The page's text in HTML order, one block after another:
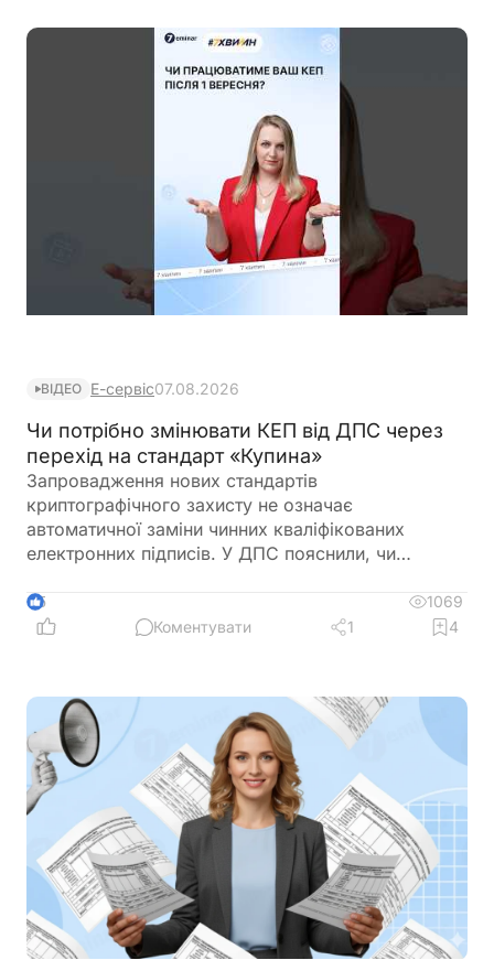
ВІДЕО Е-сервіс07.08.2026
Чи потрібно змінювати КЕП від ДПС через
перехід на стандарт «Купина»
Запровадження нових стандартів
криптографічного захисту не означає
автоматичної заміни чинних кваліфікованих
електронних підписів. У ДПС пояснили, чи
ДПС, після переходу на новий стандарт «Купина»
та чи потрібно користувачам отримувати нові
5
1069
Коментувати
1 4